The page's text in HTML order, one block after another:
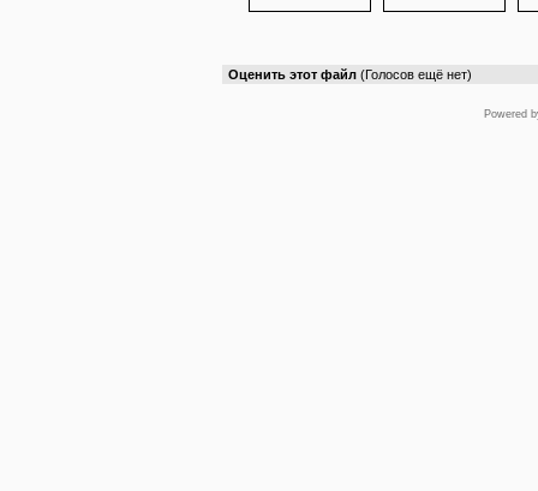
Оценить этот файл (Голосов ещё нет)
Powered